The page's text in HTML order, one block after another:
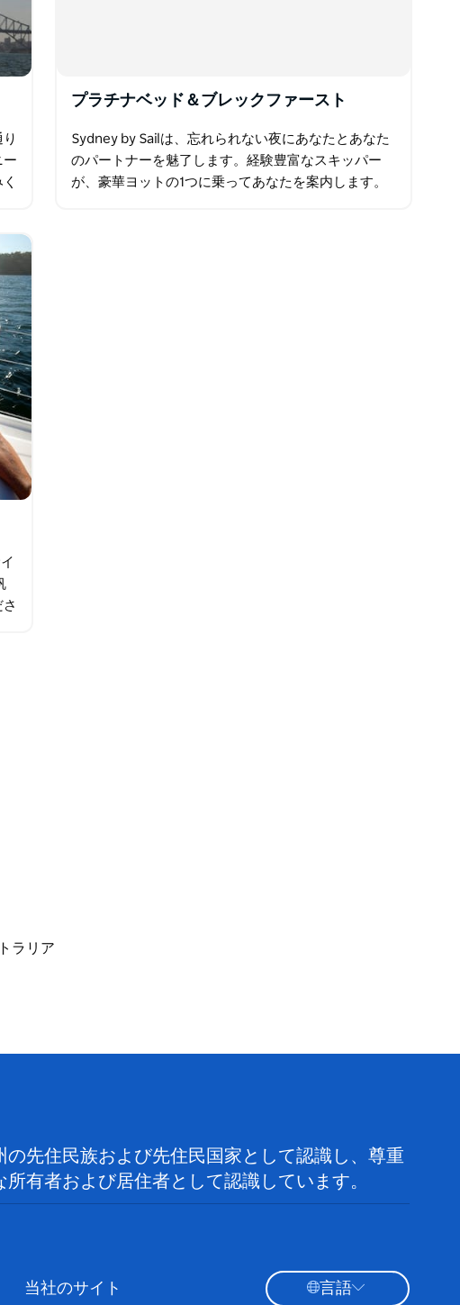
ー
プラチナベッド＆ブレックファースト
Sydney by Sailは、忘れられない夜にあなたとあなた
のパートナーを魅了します。経験豊富なスキッパー
が、豪華ヨットの1つに乗ってあなたを案内します。
先住民族および先住民国家として認識し、尊重
有者および居住者として認識しています。
当社のサイト 言語